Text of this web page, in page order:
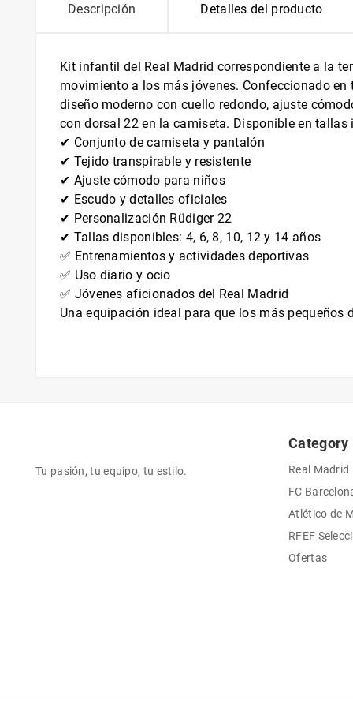
Descripción Detalles del producto
Kit infantil del Real Madrid correspondiente a la
movimiento a los más jóvenes. Confeccionado
diseño moderno con cuello redondo, ajuste
con dorsal 22 en la camiseta. Disponible en
✔ Conjunto de camiseta y pantalón
✔ Tejido transpirable y resistente
✔ Ajuste cómodo para niños
✔ Escudo y detalles oficiales
✔ Personalización Rüdiger 22
✔ Tallas disponibles: 4, 6, 8, 10, 12 y 14 años
✅ Entrenamientos y actividades deportivas
✅ Uso diario y ocio
✅ Jóvenes aficionados del Real Madrid
Una equipación ideal para que los más
Tu pasión, tu equipo, tu estilo.
Category
Real Madrid
FC
Atlético de
RFEF
Ofertas